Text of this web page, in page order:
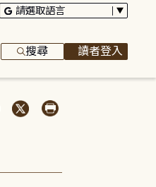
搜尋 讀者登入